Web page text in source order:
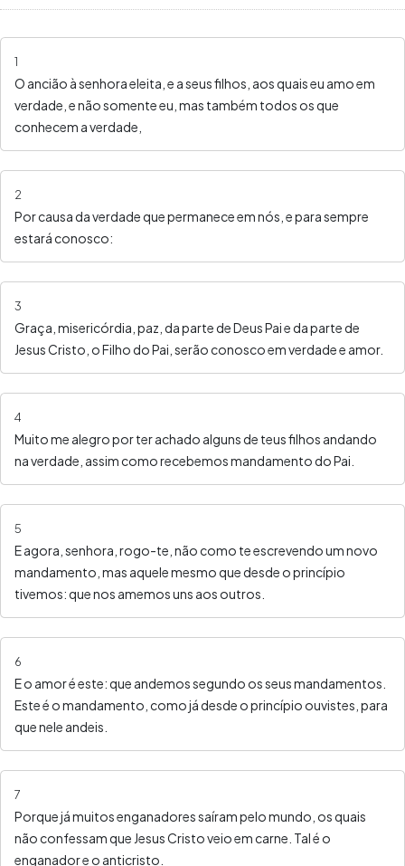
1
O ancião à senhora eleita, e a seus filhos, aos quais eu amo em
verdade, e não somente eu, mas também todos os que
conhecem a verdade,
2
Por causa da verdade que permanece em nós, e para sempre
estará conosco:
3
Graça, misericórdia, paz, da parte de Deus Pai e da parte de
Jesus Cristo, o Filho do Pai, serão conosco em verdade e amor.
4
Muito me alegro por ter achado alguns de teus filhos andando
na verdade, assim como recebemos mandamento do Pai.
5
E agora, senhora, rogo-te, não como te escrevendo um novo
mandamento, mas aquele mesmo que desde o princípio
tivemos: que nos amemos uns aos outros.
6
E o amor é este: que andemos segundo os seus mandamentos.
Este é o mandamento, como já desde o princípio ouvistes, para
que nele andeis.
7
Porque já muitos enganadores saíram pelo mundo, os quais
não confessam que Jesus Cristo veio em carne. Tal é o
enganador e o anticristo.